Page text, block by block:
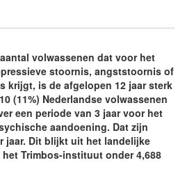
volwassenen dat voor het
stoornis, angststoornis of
krijgt, is de afgelopen 12 jaar sterk
(11%) Nederlandse volwassenen
een periode van 3 jaar voor het
aandoening. Dat zijn
jaar. Dit blijkt uit het landelijke
het Trimbos-instituut onder 4,688